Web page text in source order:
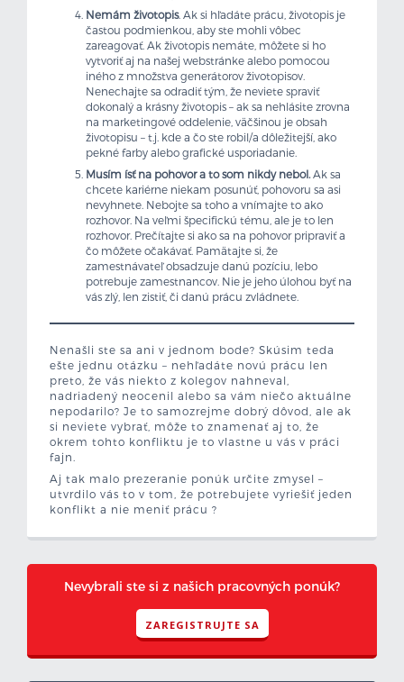
Nemám životopis. Ak si hľadáte prácu, životopis je
častou podmienkou, aby ste mohli vôbec
zareagovať. Ak životopis nemáte, môžete si ho
vytvoriť aj na našej webstránke alebo pomocou
iného z množstva generátorov životopisov.
Nenechajte sa odradiť tým, že neviete spraviť
dokonalý a krásny životopis – ak sa nehlásite zrovna
na marketingové oddelenie, väčšinou je obsah
životopisu – t.j. kde a čo ste robil/a dôležitejší, ako
pekné farby alebo grafické usporiadanie.
Musím ísť na pohovor a to som nikdy nebol. Ak sa
chcete kariérne niekam posunúť, pohovoru sa asi
nevyhnete. Nebojte sa toho a vnímajte to ako
rozhovor. Na veľmi špecifickú tému, ale je to len
rozhovor. Prečítajte si ako sa na pohovor pripraviť a
čo môžete očakávať. Pamätajte si, že
zamestnávateľ obsadzuje danú pozíciu, lebo
potrebuje zamestnancov. Nie je jeho úlohou byť na
vás zlý, len zistiť, či danú prácu zvládnete.
Nenašli ste sa ani v jednom bode? Skúsim teda
ešte jednu otázku – nehľadáte novú prácu len
preto, že vás niekto z kolegov nahneval,
nadriadený neocenil alebo sa vám niečo aktuálne
nepodarilo? Je to samozrejme dobrý dôvod, ale ak
si neviete vybrať, môže to znamenať aj to, že
okrem tohto konfliktu je to vlastne u vás v práci
fajn.
Aj tak malo prezeranie ponúk určite zmysel –
utvrdilo vás to v tom, že potrebujete vyriešiť jeden
konflikt a nie meniť prácu ?
Nevybrali ste si z našich pracovných ponúk?
ZAREGISTRUJTE SA